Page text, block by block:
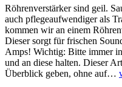
Röhrenverstärker sind geil.
auch pflegeaufwendiger als
kommen wir an einem
Dieser sorgt für frischen
Amps! Wichtig: Bitte immer
und an diese halten. Dieser
Überblick geben, ohne auf…